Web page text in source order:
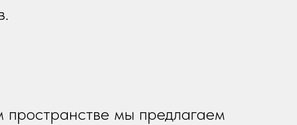
мы предлагаем